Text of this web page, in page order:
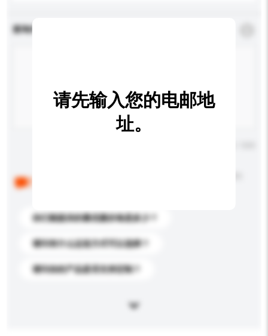
查询内容
你们能提供的最优惠价格是多少？
请问有什么运送方式可以选择？
请问你的产品是否支持定制？
请先输入您的电邮地
址。